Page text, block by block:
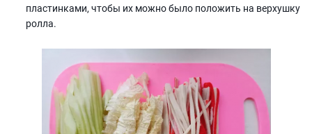
пластинками, чтобы их можно было положить на верхушку
ролла.